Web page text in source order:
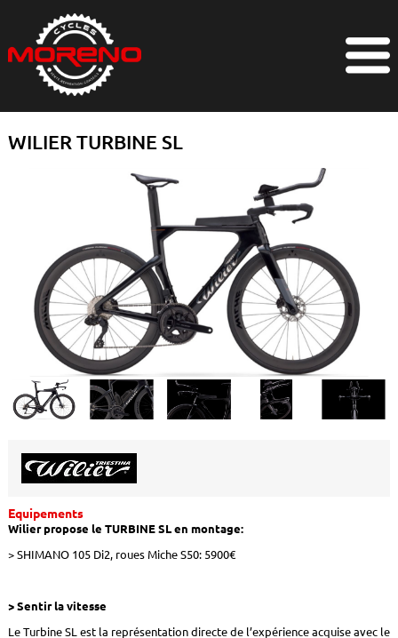
WILIER TURBINE SL
Equipements
Wilier propose le TURBINE SL en montage:
> SHIMANO 105 Di2, roues Miche S50: 5900€
> Sentir la vitesse
Le Turbine SL est la représentation directe de l’expérience acquise avec le